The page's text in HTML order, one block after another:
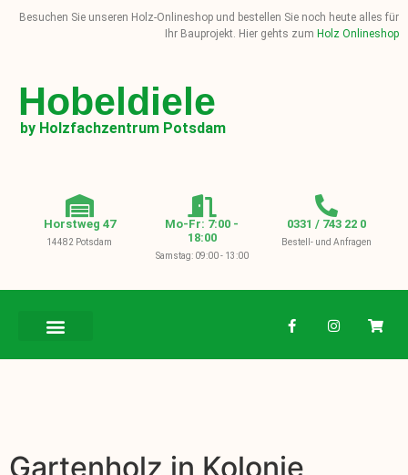
Besuchen Sie unseren Holz-Onlineshop und bestellen Sie noch heute alles für
Ihr Bauprojekt. Hier gehts zum Holz Onlineshop
Hobeldiele
by Holzfachzentrum Potsdam
Horstweg 47
14482 Potsdam
Mo-Fr: 7:00 -
18:00
Samstag: 09:00 - 13:00
0331 / 743 22 0
Bestell- und Anfragen
Gartenholz in Kolonie